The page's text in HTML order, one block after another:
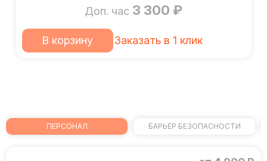
Доп. час 3 300 ₽
В корзину Заказать в 1 клик
ПЕРСОНАЛ БАРЬЕР БЕЗОПАСНОСТИ